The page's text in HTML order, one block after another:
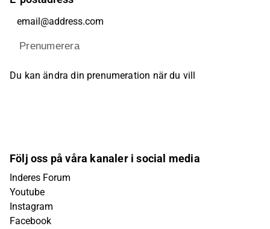
Prenumerera
Du kan ändra din prenumeration när du vill
Följ oss på våra kanaler i social media
Inderes Forum
Youtube
Instagram
Facebook